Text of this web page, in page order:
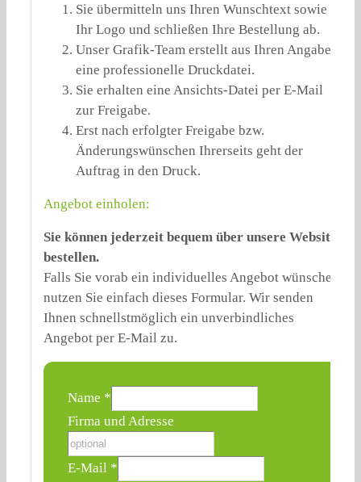
Sie übermitteln uns Ihren Wunschtext sowie
Ihr Logo und schließen Ihre Bestellung ab.
Unser Grafik-Team erstellt aus Ihren Angaben
eine professionelle Druckdatei.
Sie erhalten eine Ansichts-Datei per E-Mail
zur Freigabe.
Erst nach erfolgter Freigabe bzw.
Änderungswünschen Ihrerseits geht der
Auftrag in den Druck.
Angebot einholen:
Sie können jederzeit bequem über unsere Website
bestellen.
Falls Sie vorab ein individuelles Angebot wünschen,
nutzen Sie einfach dieses Formular. Wir senden
Ihnen schnellstmöglich ein unverbindliches
Angebot per E-Mail zu.
Name *
Firma und Adresse
E-Mail *